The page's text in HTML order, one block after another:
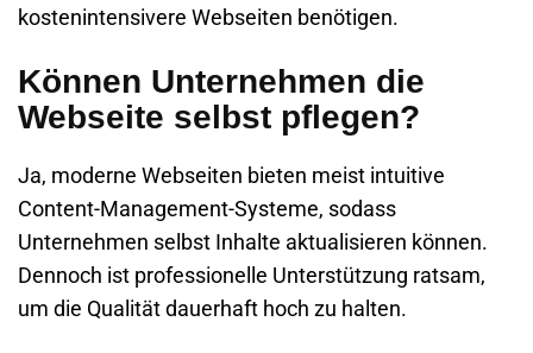
kostenintensivere Webseiten benötigen.
Können Unternehmen die
Webseite selbst pflegen?
Ja, moderne Webseiten bieten meist intuitive
Content-Management-Systeme, sodass
Unternehmen selbst Inhalte aktualisieren können.
Dennoch ist professionelle Unterstützung ratsam,
um die Qualität dauerhaft hoch zu halten.